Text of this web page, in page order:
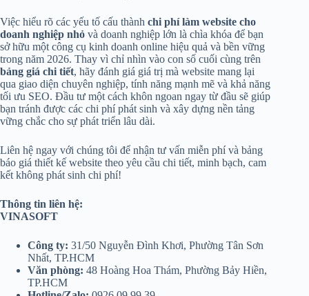
Việc hiểu rõ các yếu tố cấu thành chi phí làm website cho
doanh nghiệp nhỏ và doanh nghiệp lớn là chìa khóa để bạn
sở hữu một công cụ kinh doanh online hiệu quả và bền vững
trong năm 2026. Thay vì chỉ nhìn vào con số cuối cùng trên
bảng giá chi tiết, hãy đánh giá giá trị mà website mang lại
qua giao diện chuyên nghiệp, tính năng mạnh mẽ và khả năng
tối ưu SEO. Đầu tư một cách khôn ngoan ngay từ đầu sẽ giúp
bạn tránh được các chi phí phát sinh và xây dựng nền tảng
vững chắc cho sự phát triển lâu dài.
Liên hệ ngay với chúng tôi để nhận tư vấn miễn phí và bảng
báo giá thiết kế website theo yêu cầu chi tiết, minh bạch, cam
kết không phát sinh chi phí!
Thông tin liên hệ:
VINASOFT
Công ty: 31/50 Nguyễn Đình Khơi, Phường Tân Sơn
Nhất, TP.HCM
Văn phòng: 48 Hoàng Hoa Thám, Phường Bảy Hiền,
TP.HCM